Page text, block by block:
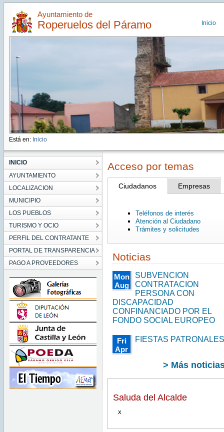
Ayuntamiento de
Roperuelos del Páramo Inicio
Está en: Inicio
INICIO
AYUNTAMIENTO
LOCALIZACION
MUNICIPIO
LOS PUEBLOS
TURISMO Y OCIO
PERFIL DEL CONTRATANTE
PORTAL DE TRANSPARENCIA
PAGO A PROVEEDORES
Acceso por temas
Ciudadanos Empresas
Teléfonos de interés
Atención al Ciudadano
Trámites y solicitudes
Noticias
Mon
Aug
00:00:00
CEST
2016
22
00:00:00
CEST
SUBVENCION
CONTRATACION
PERSONA CON
DISCAPACIDAD
CONFINANCIADO POR EL
FONDO SOCIAL EUROPEO
Fri
Apr
Apr
00:00:00
FIESTAS PATRONALES
> Más
Saluda del Alcalde
x